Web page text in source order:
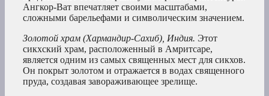
Ангкор-Ват впечатляет своими масштабами,
сложными барельефами и символическим значением.
Золотой храм (Хармандир-Сахиб), Индия. Этот
сикхский храм, расположенный в Амритсаре,
является одним из самых священных мест для сикхов.
Он покрыт золотом и отражается в водах священного
пруда, создавая завораживающее зрелище.